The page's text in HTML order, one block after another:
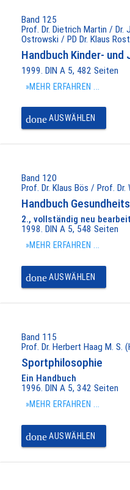
Band 125
Prof. Dr. Dietrich Martin / Dr.
Ostrowski / PD Dr. Klaus Rost
Handbuch Kinder- und
1999. DIN A 5, 482 Seiten
»MEHR ERFAHREN ...
doneAUSWÄHLEN
Band 120
Prof. Dr. Klaus Bös / Prof.
Handbuch
2., vollständig neu
1998. DIN A 5, 548 Seiten
»MEHR ERFAHREN ...
doneAUSWÄHLEN
Band 115
Prof. Dr. Herbert Haag M. S.
Sportphilosophie
Ein Handbuch
1996. DIN A 5, 342 Seiten
»MEHR ERFAHREN ...
doneAUSWÄHLEN